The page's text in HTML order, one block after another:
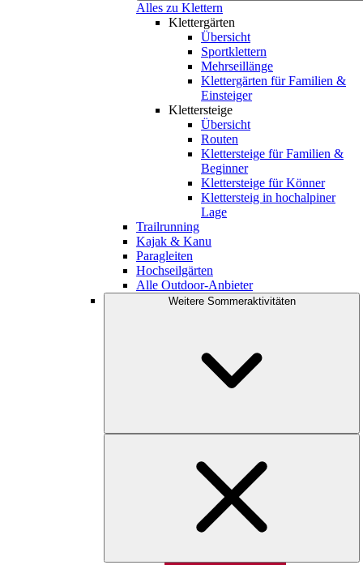
Alles zu Klettern
Klettergärten
Übersicht
Sportklettern
Mehrseillänge
Klettergärten für Familien &
Einsteiger
Klettersteige
Übersicht
Routen
Klettersteige für Familien &
Beginner
Klettersteige für Könner
Klettersteig in hochalpiner
Lage
Trailrunning
Kajak & Kanu
Paragleiten
Hochseilgärten
Alle Outdoor-Anbieter
Weitere Sommeraktivitäten